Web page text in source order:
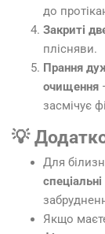
до
Закриті
плісняви.
Прання
очищення
засмічує
💡
Для
Якщо